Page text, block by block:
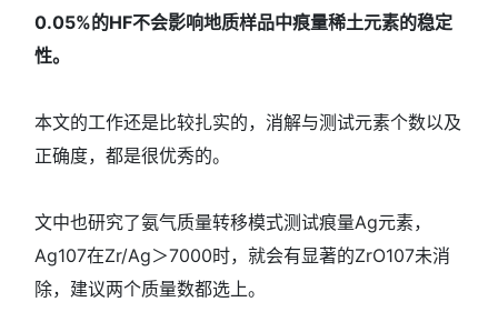
0.05%的HF不会影响地质样品中痕量稀土元素的稳定
性。
本文的工作还是比较扎实的，消解与测试元素个数以及
正确度，都是很优秀的。
文中也研究了氨气质量转移模式测试痕量Ag元素，
Ag107在Zr/Ag＞7000时，就会有显著的ZrO107未消
除，建议两个质量数都选上。